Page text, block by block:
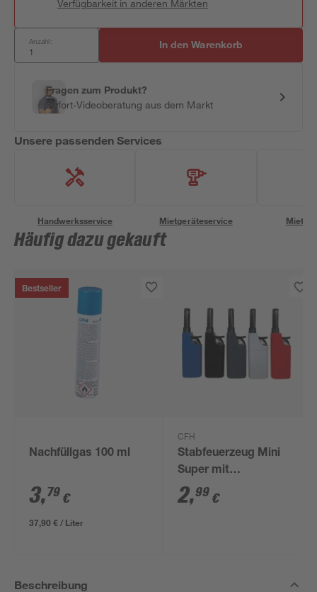
Verfügbarkeit in anderen Märkten
Anzahl: In den Warenkorb
Fragen zum Produkt?
Sofort-Videoberatung aus dem Markt
Unsere passenden Services
Handwerksservice Mietgeräteservice
Häufig dazu gekauft
Bestseller
Nachfüllgas 100 ml
3,79 €
37,90 € / Liter
CFH
Stabfeuerzeug Mini
Super mit
Piezozündung 10,5
cm
2,99 €
Beschreibung